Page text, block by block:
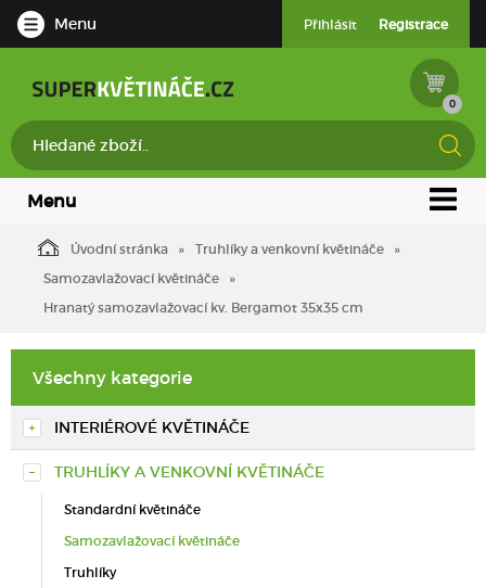
Menu Přihlásit Registrace
0
Menu
Úvodní stránka
Truhlíky a venkovní květináče
Samozavlažovací květináče
Hranatý samozavlažovací kv. Bergamot 35x35 cm
Všechny kategorie
INTERIÉROVÉ KVĚTINÁČE
TRUHLÍKY A VENKOVNÍ KVĚTINÁČE
Standardní květináče
Samozavlažovací květináče
Truhlíky